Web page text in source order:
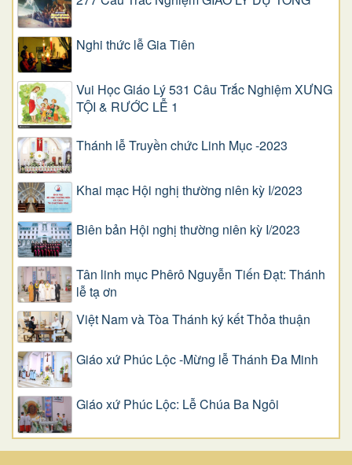
Nghi thức lễ Gia Tiên
Vui Học Giáo Lý 531 Câu Trắc Nghiệm XƯNG
TỘI & RƯỚC LỄ 1
Thánh lễ Truyền chức Linh Mục -2023
Khai mạc Hội nghị thường niên kỳ I/2023
Biên bản Hội nghị thường niên kỳ I/2023
Tân linh mục Phêrô Nguyễn Tiến Đạt: Thánh
lễ tạ ơn
Việt Nam và Tòa Thánh ký kết Thỏa thuận
Giáo xứ Phúc Lộc -Mừng lễ Thánh Đa Minh
Giáo xứ Phúc Lộc: Lễ Chúa Ba Ngôi